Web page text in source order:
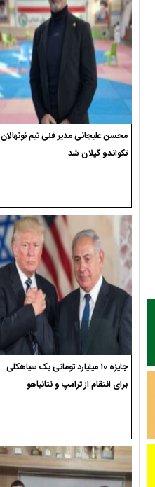
محسن علیجانی مدیر فنی تیم نونهالان
تکواندو گیلان شد
جایزه ۱۰ میلیارد تومانی یک سیاهکلی
برای انتقام از ترامپ و نتانیاهو